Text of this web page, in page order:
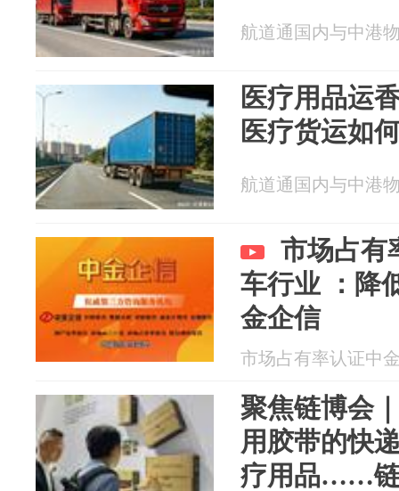
航道通国内与中港
医疗用品运
医疗货运如
航道通国内与中港
市场占有
车行业 ：降
金企信
市场占有率认证中
聚焦链博会
用胶带的快
疗用品……链